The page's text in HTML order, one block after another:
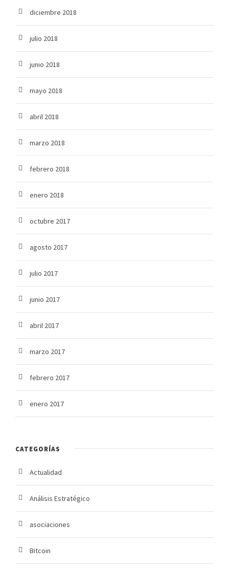
diciembre 2018
julio 2018
junio 2018
mayo 2018
abril 2018
marzo 2018
febrero 2018
enero 2018
octubre 2017
agosto 2017
julio 2017
junio 2017
abril 2017
marzo 2017
febrero 2017
enero 2017
CATEGORÍAS
Actualidad
Análisis Estratégico
asociaciones
Bitcoin